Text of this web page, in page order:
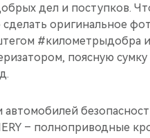
дел и поступков.
сделать оригинальное
#километрыдобра
поясную
автомобилей
– полноприводные